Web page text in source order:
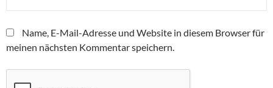
Name, E-Mail-Adresse und Website in diesem Browser für
meinen nächsten Kommentar speichern.